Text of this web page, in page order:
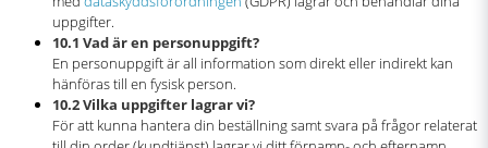
uppgifter.
10.1 Vad är en personuppgift?
En personuppgift är all information som direkt eller indirekt kan
hänföras till en fysisk person.
10.2 Vilka uppgifter lagrar vi?
För att kunna hantera din beställning samt svara på frågor relaterat